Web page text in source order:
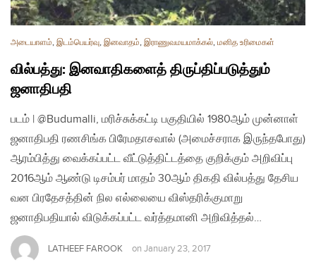
அடையாளம், இடம்பெயர்வு, இனவாதம், இராணுவமயமாக்கல், மனித உரிமைகள்
வில்பத்து: இனவாதிகளைத் திருப்திப்படுத்தும்
ஜனாதிபதி
படம் | @Budumalli, மரிச்சுக்கட்டி பகுதியில் 1980ஆம் முன்னாள்
ஜனாதிபதி ரணசிங்க பிரேமதாசவால் (அமைச்சராக இருந்தபோது)
ஆரம்பித்து வைக்கப்பட்ட வீட்டுத்திட்டத்தை குறிக்கும் அறிவிப்பு
2016ஆம் ஆண்டு டிசம்பர் மாதம் 30ஆம் திகதி வில்பத்து தேசிய
வன பிரதேசத்தின் நில எல்லையை விஸ்தரிக்குமாறு
ஜனாதிபதியால் விடுக்கப்பட்ட வர்த்தமானி அறிவித்தல்…
LATHEEF FAROOK on January 23, 2017